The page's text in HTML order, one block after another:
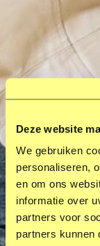
Deze website
We gebruiken
personaliseren,
en om ons
informatie over
partners voor
partners kunnen